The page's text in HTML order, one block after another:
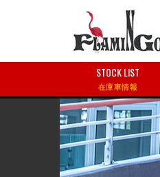
STOCK LIST
在庫車情報